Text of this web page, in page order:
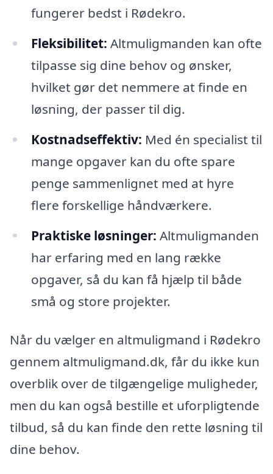
fungerer bedst i Rødekro.
Fleksibilitet: Altmuligmanden kan ofte
tilpasse sig dine behov og ønsker,
hvilket gør det nemmere at finde en
løsning, der passer til dig.
Kostnadseffektiv: Med én specialist til
mange opgaver kan du ofte spare
penge sammenlignet med at hyre
flere forskellige håndværkere.
Praktiske løsninger: Altmuligmanden
har erfaring med en lang række
opgaver, så du kan få hjælp til både
små og store projekter.
Når du vælger en altmuligmand i Rødekro
gennem altmuligmand.dk, får du ikke kun
overblik over de tilgængelige muligheder,
men du kan også bestille et uforpligtende
tilbud, så du kan finde den rette løsning til
dine behov.